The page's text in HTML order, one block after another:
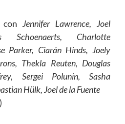
con Jennifer Lawrence, Joel
Schoenaerts, Charlotte
Parker, Ciarán Hinds, Joely
Thekla Reuten, Douglas
Sergei Polunin, Sasha
Hülk, Joel de la Fuente